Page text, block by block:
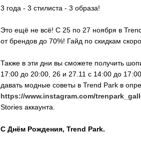
3 года - 3 стилиста - 3 образа!
Это ещё не всё! С 25 по 27 ноября в
от брендов до 70%! Гайд по скидкам
Также в эти дни вы сможете получить
17:00 до 20:00, 26 и 27.11 с 14:00 до
давать модные советы в Trend Park в
https://www.instagram.com/
Stories аккаунта.
С Днём Рождения, Trend Park.